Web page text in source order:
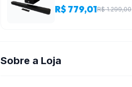
110W RMS
R$ 779,01R$ 1.299,00
Sobre a Loja